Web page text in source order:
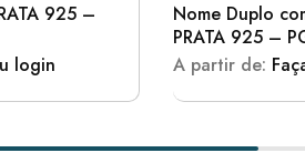
925 –
login
Nome Duplo
PRATA 925 –
A partir de: